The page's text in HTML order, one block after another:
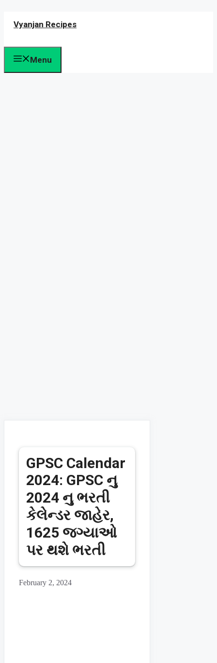
Vyanjan Recipes
Menu
GPSC Calendar
2024: GPSC નુ
2024 નુ ભરતી
કેલેન્ડર જાહેર,
1625 જગ્યાઓ
પર થશે ભરતી
February 2, 2024